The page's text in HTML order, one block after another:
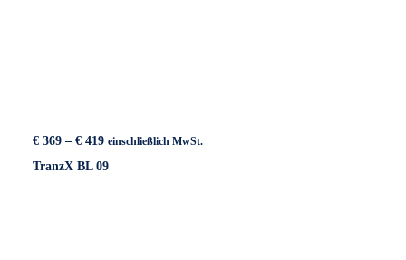
€ 369 – € 419Preisspanne:
bis
einschließlich MwSt.
TranzX BL 09